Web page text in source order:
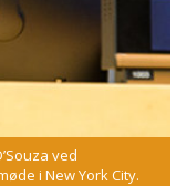
ved
i New York City.